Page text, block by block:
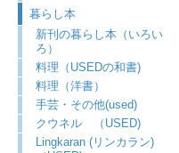
暮らし本
新刊の暮らし本（いろい
ろ）
料理（USEDの和書)
料理（洋書）
手芸・その他(used)
クウネル （USED)
Lingkaran (リンカラン)